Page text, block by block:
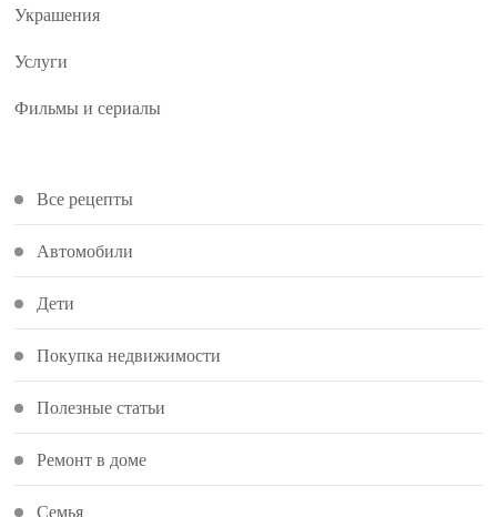
Украшения
Услуги
Фильмы и сериалы
Все рецепты
Автомобили
Дети
Покупка недвижимости
Полезные статьи
Ремонт в доме
Семья